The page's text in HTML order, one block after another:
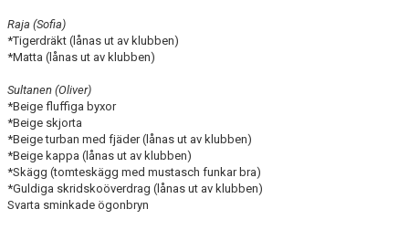
Raja (Sofia)
*Tigerdräkt (lånas ut av klubben)
*Matta (lånas ut av klubben)
Sultanen (Oliver)
*Beige fluffiga byxor
*Beige skjorta
*Beige turban med fjäder (lånas ut av klubben)
*Beige kappa (lånas ut av klubben)
*Skägg (tomteskägg med mustasch funkar bra)
*Guldiga skridskoöverdrag (lånas ut av klubben)
Svarta sminkade ögonbryn